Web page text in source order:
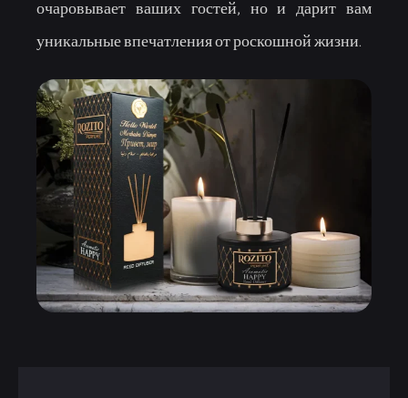
очаровывает ваших гостей, но и дарит вам
уникальные впечатления от роскошной жизни.